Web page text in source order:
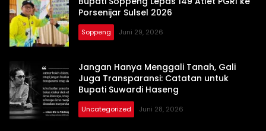
Porsenijar Sulsel 2026
Soppeng Juni 29, 2026
Jangan Hanya Menggali Tanah, Gali
Juga Transparansi: Catatan untuk
Bupati Suwardi Haseng
Uncategorized Juni 28, 2026